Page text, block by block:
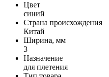
Цвет
синий
Страна происхождения
Китай
Ширина, мм
3
Назначение
для плетения